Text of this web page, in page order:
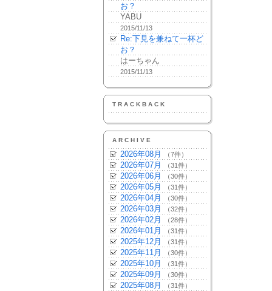
お？
YABU
2015/11/13
Re:下見を兼ねて一杯ど
お？
はーちゃん
2015/11/13
TRACKBACK
ARCHIVE
2026年08月 （7件）
2026年07月 （31件）
2026年06月 （30件）
2026年05月 （31件）
2026年04月 （30件）
2026年03月 （32件）
2026年02月 （28件）
2026年01月 （31件）
2025年12月 （31件）
2025年11月 （30件）
2025年10月 （31件）
2025年09月 （30件）
2025年08月 （31件）